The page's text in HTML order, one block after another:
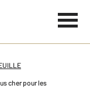
cher pour les